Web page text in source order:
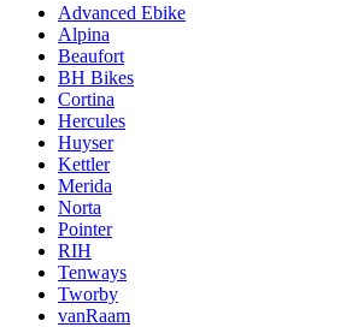
Advanced Ebike
Alpina
Beaufort
BH Bikes
Cortina
Hercules
Huyser
Kettler
Merida
Norta
Pointer
RIH
Tenways
Tworby
vanRaam